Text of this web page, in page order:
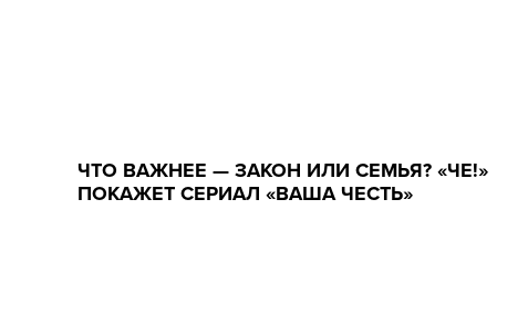
ЧТО ВАЖНЕЕ — ЗАКОН ИЛИ СЕМЬЯ? «ЧЕ!»
ПОКАЖЕТ СЕРИАЛ «ВАША ЧЕСТЬ»